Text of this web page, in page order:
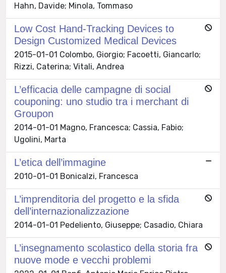
Hahn, Davide; Minola, Tommaso
Low Cost Hand-Tracking Devices to
Design Customized Medical Devices
2015-01-01 Colombo, Giorgio; Facoetti, Giancarlo;
Rizzi, Caterina; Vitali, Andrea
L’efficacia delle campagne di social
couponing: uno studio tra i merchant di
Groupon
2014-01-01 Magno, Francesca; Cassia, Fabio;
Ugolini, Marta
L’etica dell’immagine
2010-01-01 Bonicalzi, Francesca
L’imprenditoria del progetto e la sfida
dell’internazionalizzazione
2014-01-01 Pedeliento, Giuseppe; Casadio, Chiara
L’insegnamento scolastico della storia fra
nuove mode e vecchi problemi